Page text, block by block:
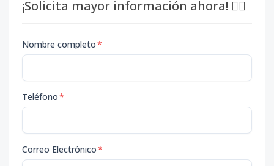
¡Solicita mayor información ahora! 👇🏽
Nombre completo*
Teléfono*
Correo Electrónico*